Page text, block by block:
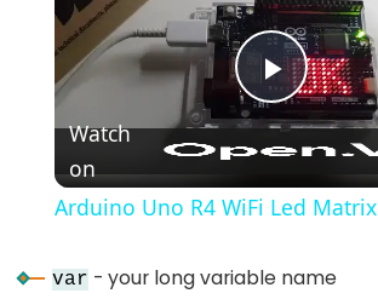
#define
Play
Video
Watch
on
Arduino Uno R4 WiFi Led Matrix
var - your long variable name